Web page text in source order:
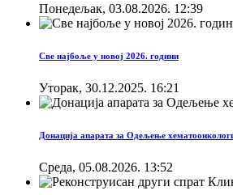
Понедељак, 03.08.2026. 12:39
Све најбоље у новој 2026. години
Уторак, 30.12.2025. 16:21
Донација апарата за Одељење
Cреда, 05.08.2026. 13:52